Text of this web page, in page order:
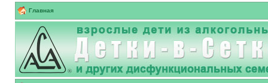
Главная